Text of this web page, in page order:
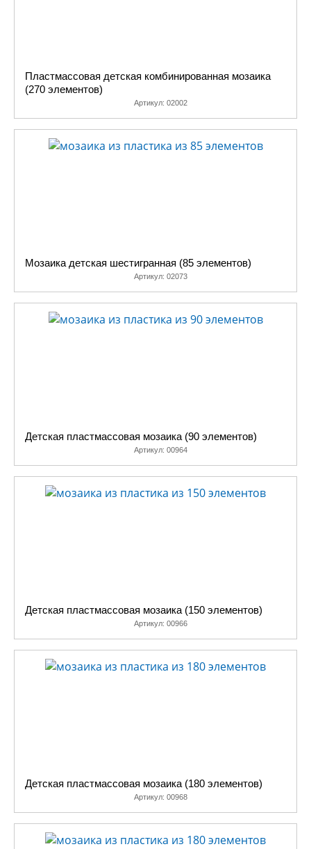
Пластмассовая детская комбинированная мозаика
(270 элементов)
Артикул: 02002
Мозаика детская шестигранная (85 элементов)
Артикул: 02073
Детская пластмассовая мозаика (90 элементов)
Артикул: 00964
Детская пластмассовая мозаика (150 элементов)
Артикул: 00966
Детская пластмассовая мозаика (180 элементов)
Артикул: 00968